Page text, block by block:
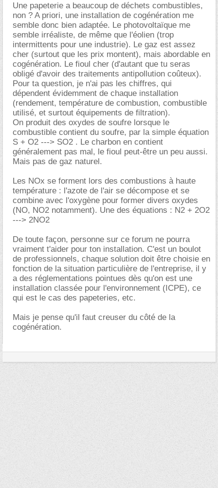
Une papeterie a beaucoup de déchets combustibles,
non ? A priori, une installation de cogénération me
semble donc bien adaptée. Le photovoltaïque me
semble irréaliste, de même que l'éolien (trop
intermittents pour une industrie). Le gaz est assez
cher (surtout que les prix montent), mais abordable en
cogénération. Le fioul cher (d'autant que tu seras
obligé d'avoir des traitements antipollution coûteux).
Pour ta question, je n'ai pas les chiffres, qui
dépendent évidemment de chaque installation
(rendement, température de combustion, combustible
utilisé, et surtout équipements de filtration).
On produit des oxydes de soufre lorsque le
combustible contient du soufre, par la simple équation
S + O2 ---> SO2 . Le charbon en contient
généralement pas mal, le fioul peut-être un peu aussi.
Mais pas de gaz naturel.
Les NOx se forment lors des combustions à haute
température : l'azote de l'air se décompose et se
combine avec l'oxygène pour former divers oxydes
(NO, NO2 notamment). Une des équations : N2 + 2O2
---> 2NO2
De toute façon, personne sur ce forum ne pourra
vraiment t'aider pour ton installation. C'est un boulot
de professionnels, chaque solution doit être choisie en
fonction de la situation particulière de l'entreprise, il y
a des réglementations pointues dès qu'on est une
installation classée pour l'environnement (ICPE), ce
qui est le cas des papeteries, etc.
Mais je pense qu'il faut creuser du côté de la
cogénération.